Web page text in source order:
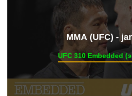
ММА (UFC) -
UFC 310 Embedded